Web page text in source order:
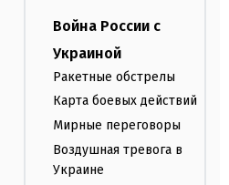
Война России с
Украиной
Ракетные обстрелы
Карта боевых действий
Мирные переговоры
Воздушная тревога в
Украине